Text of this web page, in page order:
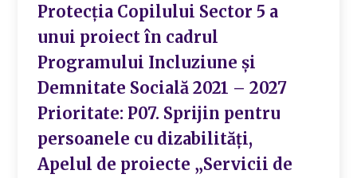
Protecția Copilului Sector 5 a
unui proiect în cadrul
Programului Incluziune și
Demnitate Socială 2021 – 2027
Prioritate: P07. Sprijin pentru
persoanele cu dizabilități,
Apelul de proiecte „Servicii de